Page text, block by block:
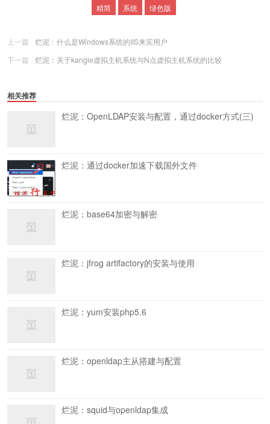
精简
系统 绿色版
上一篇
烂泥：什么是Windows系统的IIS来宾用户
下一篇
烂泥：关于kangle虚拟主机系统与N点虚拟主机系统的比较
相关推荐
烂泥：OpenLDAP安装与配置，通过docker方式(三)
烂泥：通过docker加速下载国外文件
烂泥：base64加密与解密
烂泥：jfrog artifactory的安装与使用
烂泥：yum安装php5.6
烂泥：openldap主从搭建与配置
烂泥：squid与openldap集成